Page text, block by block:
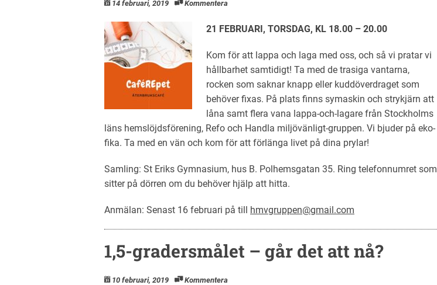
14 februari, 2019 Kommentera
21 FEBRUARI, TORSDAG, KL 18.00 – 20.00
Kom för att lappa och laga med oss, och så vi pratar vi
hållbarhet samtidigt! Ta med de trasiga vantarna,
rocken som saknar knapp eller kuddöverdraget som
behöver fixas. På plats finns symaskin och strykjärn att
låna samt flera vana lappa-och-lagare från Stockholms
läns hemslöjdsförening, Refo och Handla miljövänligt-gruppen. Vi bjuder på eko-
fika. Ta med en vän och kom för att förlänga livet på dina prylar!
Samling: St Eriks Gymnasium, hus B. Polhemsgatan 35. Ring telefonnumret som
sitter på dörren om du behöver hjälp att hitta.
Anmälan: Senast 16 februari på till hmvgruppen@gmail.com
1,5-gradersmålet – går det att nå?
10 februari, 2019 Kommentera